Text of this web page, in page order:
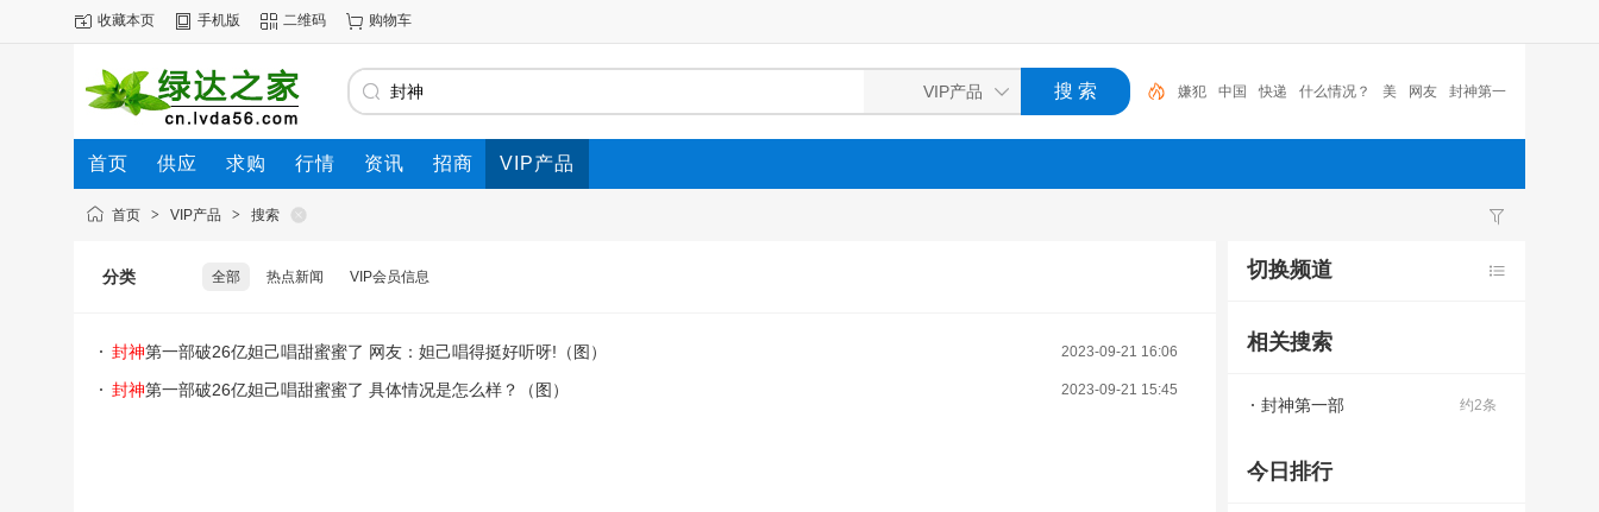
收藏本页 手机版 二维码 购物车
嫌犯 中国 快递 什么情况？ 美 网友 封神第一
部 新闻 女儿 封神 嫌犯
首页 供应 求购 行情 资讯 招商 VIP产品
首页 > VIP产品 > 搜索
分类 全部 热点新闻 VIP会员信息
2023-09-21 16:06
封神第一部破26亿妲己唱甜蜜蜜了 网友：妲己唱得挺好听呀!（图）
2023-09-21 15:45
封神第一部破26亿妲己唱甜蜜蜜了 具体情况是怎么样？（图）
切换频道
相关搜索
约2条
封神第一部
今日排行